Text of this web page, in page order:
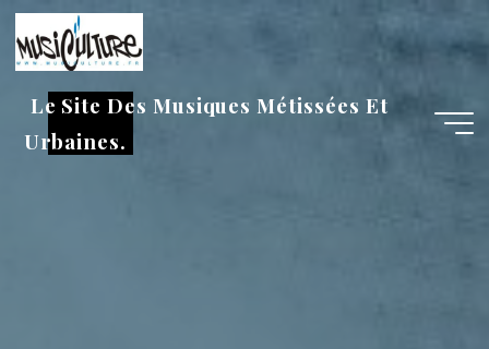
Aller
au
contenu
Le Site Des Musiques Métissées Et
Urbaines.